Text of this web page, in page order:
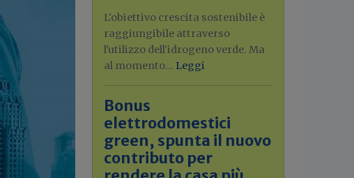
L'obiettivo crescita sostenibile è
raggiungibile attraverso
l'utilizzo dell'idrogeno verde. Ma
al momento... Leggi
Bonus
elettrodomestici
green, spunta il nuovo
contributo per